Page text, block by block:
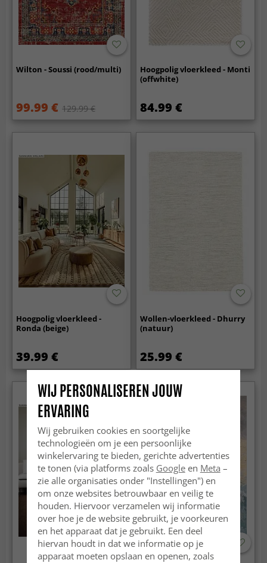
Wilton - Soussi (rood/multi)
99.99 € 129.99 €
Hoogpolig vloerkleed - Monti
(offwhite)
84.99 €
Hoogpolig vloerkleed -
Ronda (beige)
39.99 €
Wollen-vloerkleed - Dhurry
(natuur)
25.99 €
WIJ PERSONALISEREN JOUW
ERVARING
Wij gebruiken cookies en soortgelijke
technologieën om je een persoonlijke
winkelervaring te bieden, gerichte advertenties
te tonen (via platforms zoals Googleen Meta –
zie alle organisaties onder "Instellingen") en
om onze websites betrouwbaar en veilig te
houden. Hiervoor verzamelen wij informatie
over hoe je de website gebruikt, je voorkeuren
en het apparaat dat je gebruikt. Een deel
hiervan houdt in dat we informatie op je
apparaat moeten opslaan en openen, zoals